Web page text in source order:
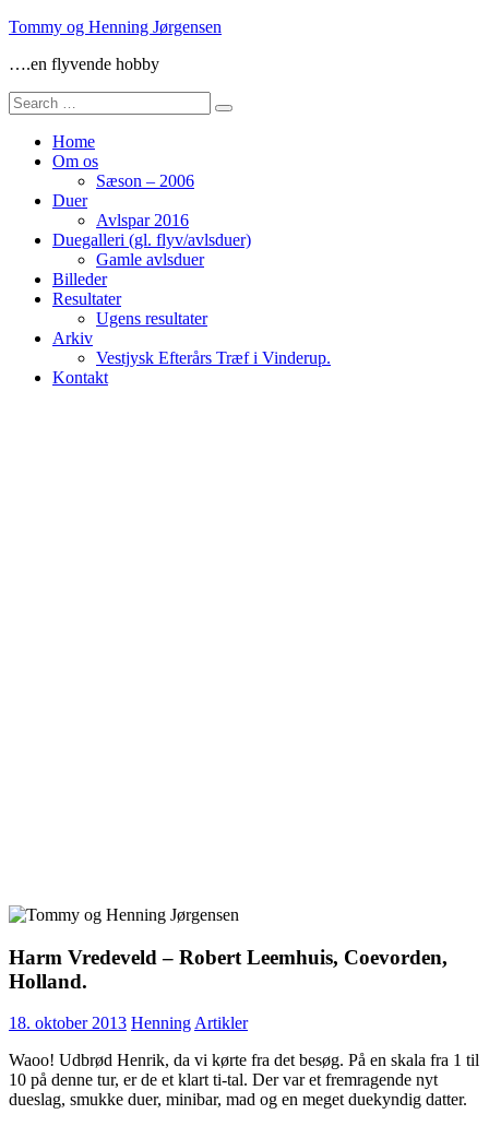
Skip
content
Tommy og Henning Jørgensen
….en flyvende hobby
Search
for:
Home
Om os
Sæson – 2006
Duer
Avlspar 2016
Duegalleri (gl. flyv/avlsduer)
Gamle avlsduer
Billeder
Resultater
Ugens resultater
Arkiv
Vestjysk Efterårs Træf i Vinderup.
Kontakt
Harm Vredeveld – Robert Leemhuis, Coevorden,
Holland.
18. oktober 2013 HenningArtikler
Waoo! Udbrød Henrik, da vi kørte fra det besøg. På en skala fra 1 til
10 på denne tur, er de et klart ti-tal. Der var et fremragende nyt
dueslag, smukke duer, minibar, mad og en meget duekyndig datter.